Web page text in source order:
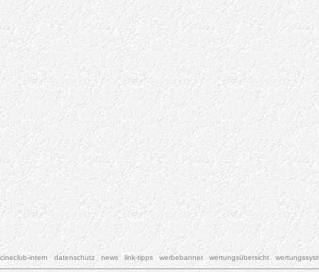
cineclub-intern datenschutz news link-tipps werbebanner wertungsübersicht